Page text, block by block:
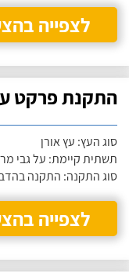
לצפייה
התקנת פרקט
סוג העץ: עץ אורן
תשתית קיימת: על גבי
סוג התקנה: התקנה
לצפייה